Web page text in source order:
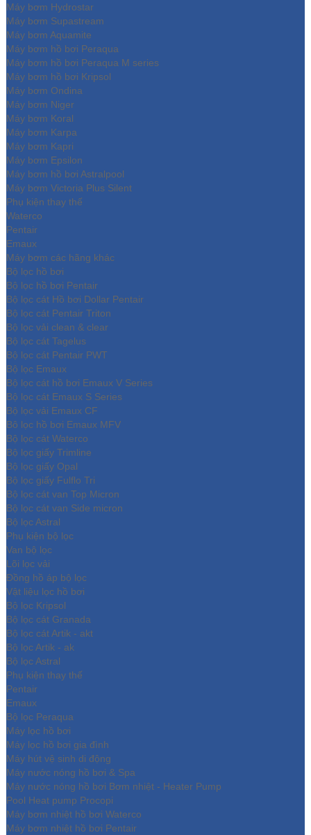
Máy bơm Hydrostar
Máy bơm Supastream
Máy bơm Aquamite
Máy bơm hồ bơi Peraqua
Máy bơm hồ bơi Peraqua M series
Máy bơm hồ bơi Kripsol
Máy bơm Ondina
Máy bơm Niger
Máy bơm Koral
Máy bơm Karpa
Máy bơm Kapri
Máy bơm Epsilon
Máy bơm hồ bơi Astralpool
Máy bơm Victoria Plus Silent
Phụ kiện thay thế
Waterco
Pentair
Emaux
Máy bơm các hãng khác
Bộ lọc hồ bơi
Bộ lọc hồ bơi Pentair
Bộ lọc cát Hồ bơi Dollar Pentair
Bộ lọc cát Pentair Triton
Bộ lọc vải clean & clear
Bộ lọc cát Tagelus
Bộ lọc cát Pentair PWT
Bộ lọc Emaux
Bộ lọc cát hồ bơi Emaux V Series
Bộ lọc cát Emaux S Series
Bộ lọc vải Emaux CF
Bô lọc hồ bơi Emaux MFV
Bộ lọc cát Waterco
Bộ lọc giấy Trimline
Bộ lọc giấy Opal
Bộ lọc giấy Fulflo Tri
Bộ lọc cát van Top Micron
Bộ lọc cát van Side micron
Bộ lọc Astral
Phụ kiện bộ lọc
Van bộ lọc
Lõi lọc vải
Đồng hồ áp bộ lọc
Vật liệu lọc hồ bơi
Bộ lọc Kripsol
Bộ lọc cát Granada
Bộ lọc cát Artik - akt
Bộ lọc Artik - ak
Bộ lọc Astral
Phụ kiện thay thế
Pentair
Emaux
Bộ lọc Peraqua
Máy lọc hồ bơi
Máy lọc hồ bơi gia đình
Máy hút vệ sinh di động
Máy nước nóng hồ bơi & Spa
Máy nước nóng hồ bơi Bơm nhiệt - Heater Pump
Pool Heat pump Procopi
Máy bơm nhiệt hồ bơi Waterco
Máy bơm nhiệt hồ bơi Pentair